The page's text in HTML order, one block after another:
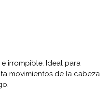
irrompible. Ideal para
movimientos de la cabeza